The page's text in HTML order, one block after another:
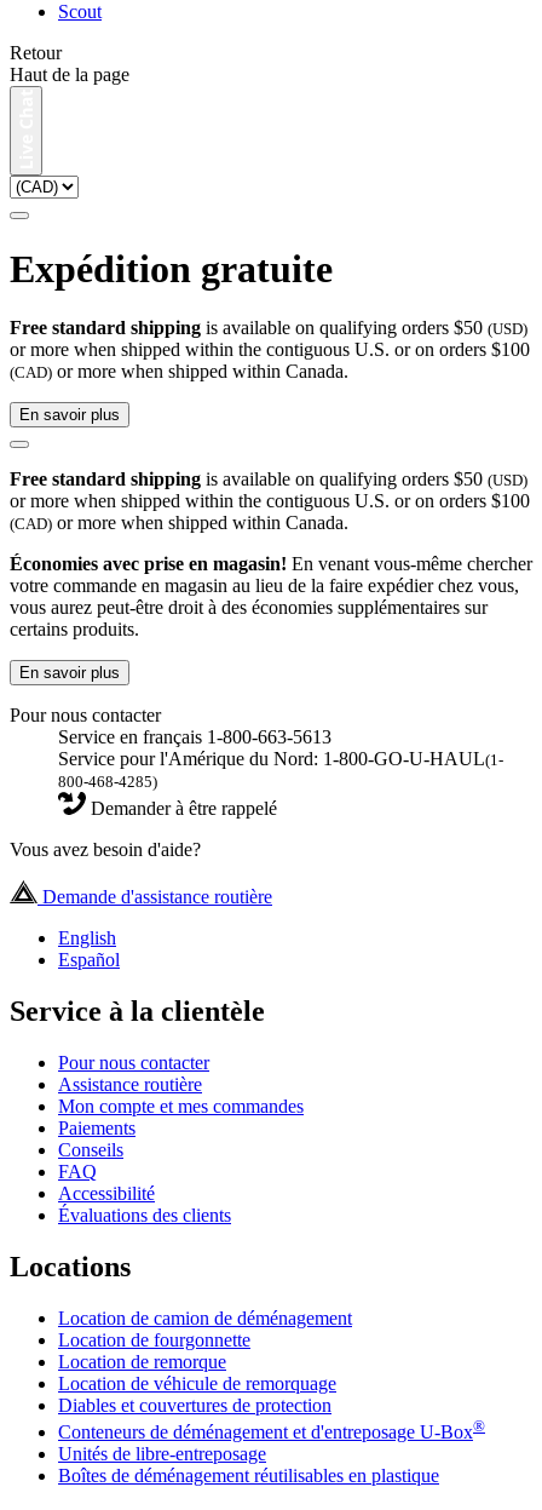
Scout
Retour
Haut de la page
Expédition gratuite
Free standard shipping is available on qualifying orders $50 (USD)
or more when shipped within the contiguous U.S. or on orders $100
(CAD) or more when shipped within Canada.
En savoir plus
Free standard shipping is available on qualifying orders $50 (USD)
or more when shipped within the contiguous U.S. or on orders $100
(CAD) or more when shipped within Canada.
Économies avec prise en magasin! En venant vous-même chercher
votre commande en magasin au lieu de la faire expédier chez vous,
vous aurez peut-être droit à des économies supplémentaires sur
certains produits.
En savoir plus
Pour nous contacter
Service en français 1-800-663-5613
Service pour l'Amérique du Nord: 1-800-GO-U-HAUL(1-
800-468-4285)
Demander à être rappelé
Vous avez besoin d'aide?
Demande d'assistance routière
English
Español
Service à la clientèle
Pour nous contacter
Assistance routière
Mon compte et mes commandes
Paiements
Conseils
FAQ
Accessibilité
Évaluations des clients
Locations
Location de camion de déménagement
Location de fourgonnette
Location de remorque
Location de véhicule de remorquage
Diables et couvertures de protection
Conteneurs de déménagement et d'entreposage U-Box®
Unités de libre-entreposage
Boîtes de déménagement réutilisables en plastique